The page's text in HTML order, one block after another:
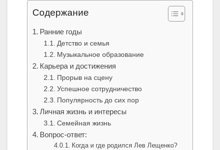
Содержание
Ранние годы
Детство и семья
Музыкальное образование
Карьера и достижения
Прорыв на сцену
Успешное сотрудничество
Популярность до сих пор
Личная жизнь и интересы
Семейная жизнь
Вопрос-ответ:
Когда и где родился Лев Лещенко?